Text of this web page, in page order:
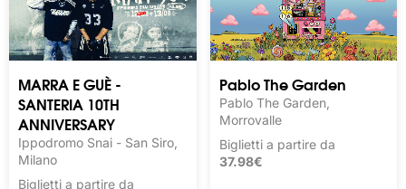
MARRA E GUÈ -
SANTERIA 10TH
ANNIVERSARY
Ippodromo Snai - San Siro,
Milano
Biglietti a partire da
Pablo The Garden
Pablo The Garden,
Morrovalle
Biglietti a partire da
37.98€